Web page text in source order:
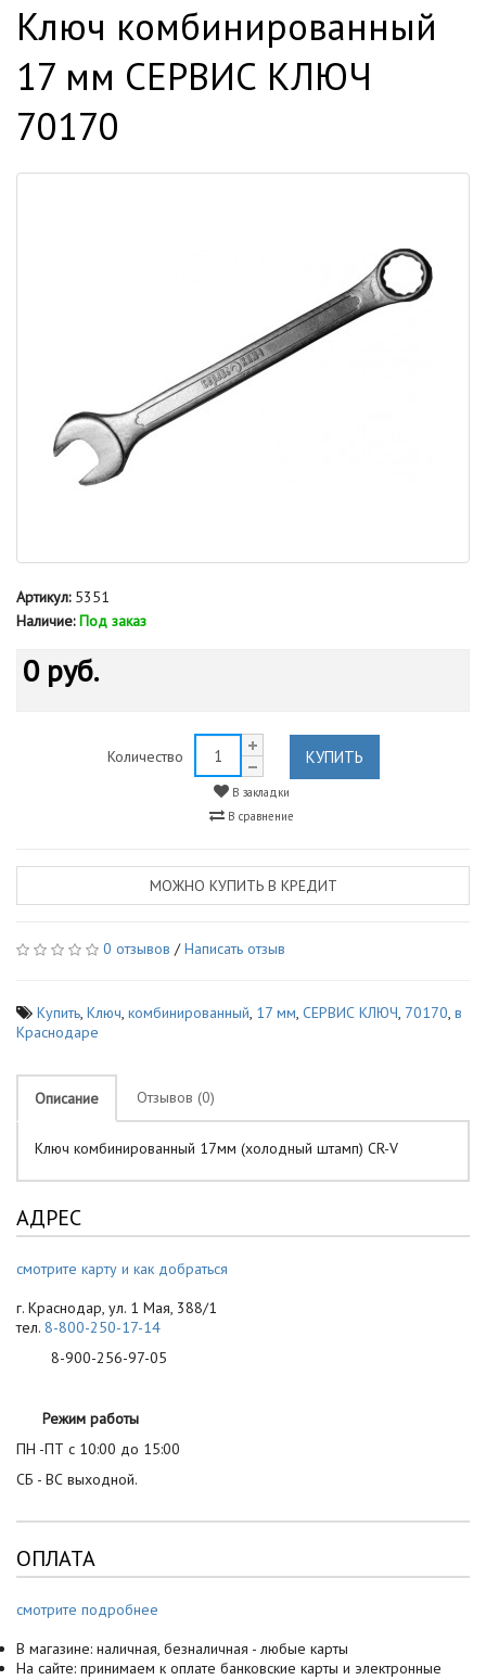
Ключ комбинированный
17 мм СЕРВИС КЛЮЧ
70170
Артикул:5351
Наличие: Под заказ
0 руб.
Количество КУПИТЬ
В закладки
В сравнение
МОЖНО КУПИТЬ В КРЕДИТ
0 отзывов /Написать отзыв
Купить, Ключ, комбинированный, 17 мм, СЕРВИС КЛЮЧ, 70170, в
Краснодаре
Описание Отзывов (0)
Ключ комбинированный 17мм (холодный штамп) CR-V
АДРЕС
смотрите карту и как добраться
г. Краснодар, ул. 1 Мая, 388/1
тел. 8-800-250-17-14
8-900-256-97-05
Режим работы
ПН -ПТ с 10:00 до 15:00
СБ - ВС выходной.
ОПЛАТА
смотрите подробнее
В магазине: наличная, безналичная - любые карты
На сайте: принимаем к оплате банковские карты и электронные